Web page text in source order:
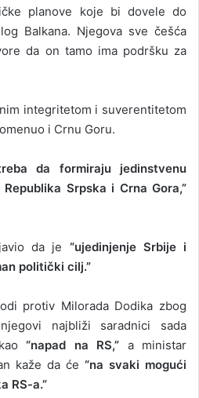
planove koje bi dovele do
Balkana. Njegova sve češća
da on tamo ima podršku za
integritetom i suverentitetom
i Crnu Goru.
da formiraju jedinstvenu
Srpska i Crna Gora,”
da je “ujedinjenje Srbije i
politički cilj.”
protiv Milorada Dodika zbog
najbliži saradnici sada
kao“napad na RS,” a ministar
kaže da će “na svaki mogući
RS-a.”